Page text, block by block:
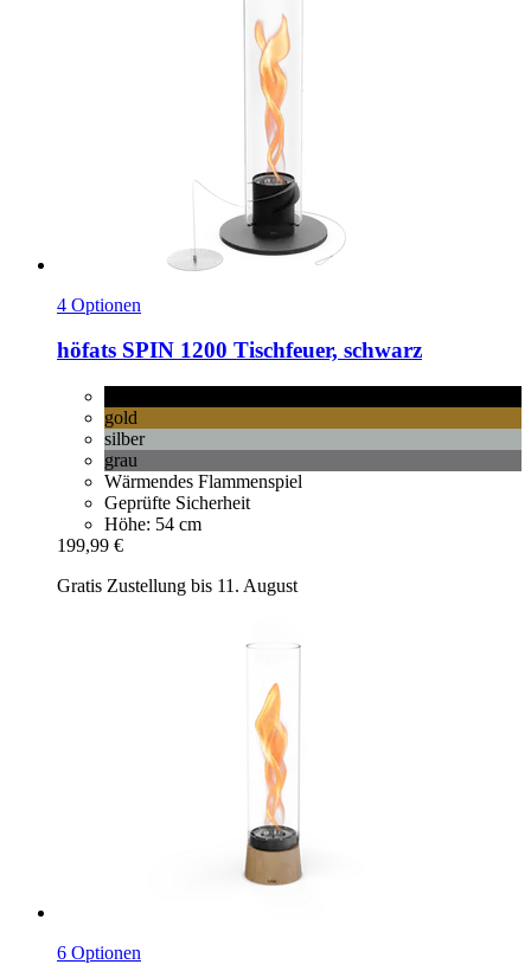
4 Optionen
höfats SPIN 1200 Tischfeuer, schwarz
gold
silber
grau
Wärmendes Flammenspiel
Geprüfte Sicherheit
Höhe: 54 cm
199,99 €
Gratis Zustellung bis 11. August
6 Optionen